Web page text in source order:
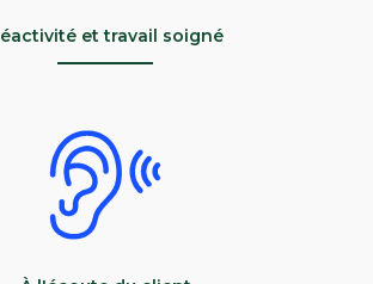
et travail soigné